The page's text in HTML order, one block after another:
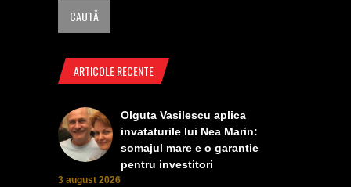
ARTICOLE RECENTE
Olguta Vasilescu aplica
invataturile lui Nea Marin:
somajul mare e o garantie
pentru investitori
3 august 2026